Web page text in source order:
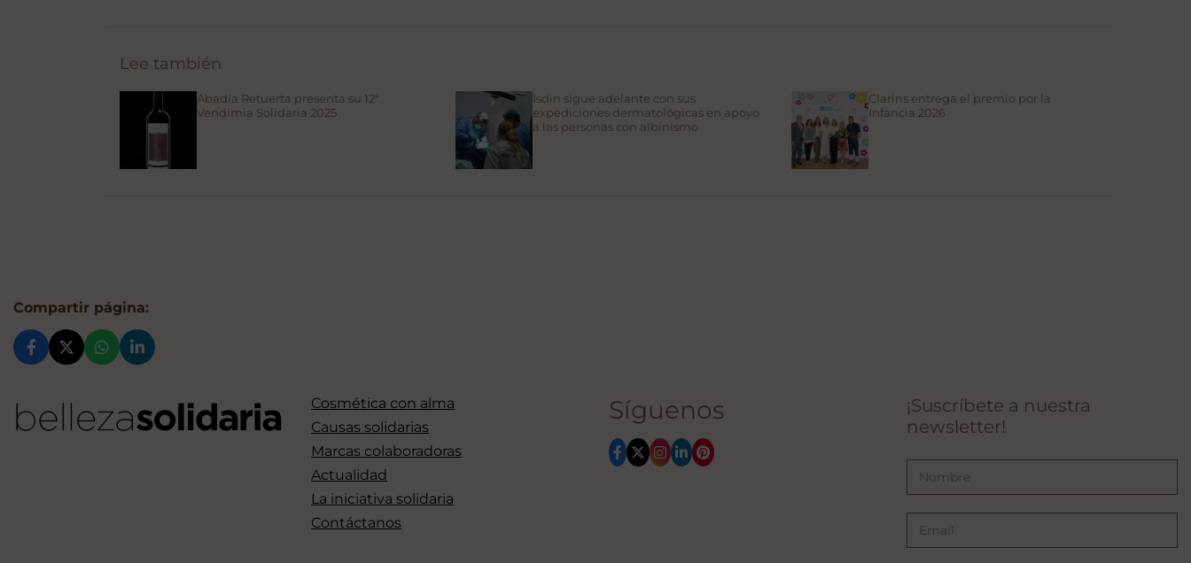
Lee también
Abadía Retuerta presenta su 12ª
Vendimia Solidaria 2025
Isdin sigue adelante con sus
expediciones dermatológicas en apoyo
a las personas con albinismo
Clarins entrega el premio por la
Infancia 2026
Compartir página:
Cosmética con alma
Causas solidarias
Marcas colaboradoras
Actualidad
La iniciativa solidaria
Contáctanos
Síguenos
¡Suscríbete a nuestra
newsletter!